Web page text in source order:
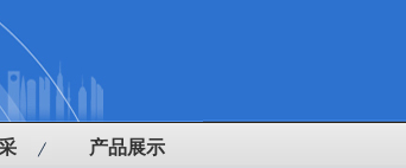
产品展示